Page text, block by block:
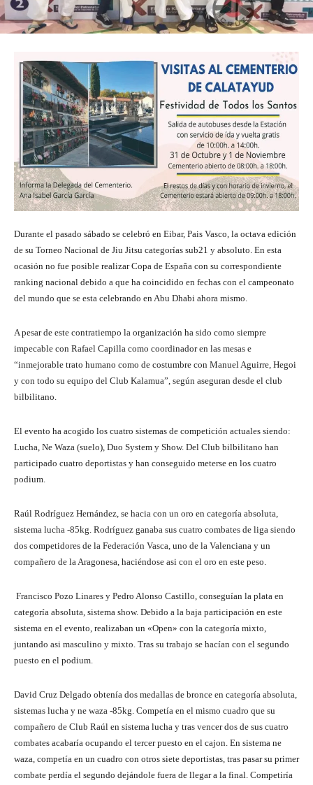
Durante el pasado sábado se celebró en Eibar, Pais Vasco, la octava edición
de su Torneo Nacional de Jiu Jitsu categorías sub21 y absoluto. En esta
ocasión no fue posible realizar Copa de España con su correspondiente
ranking nacional debido a que ha coincidido en fechas con el campeonato
del mundo que se esta celebrando en Abu Dhabi ahora mismo.
A pesar de este contratiempo la organización ha sido como siempre
impecable con Rafael Capilla como coordinador en las mesas e
“inmejorable trato humano como de costumbre con Manuel Aguirre, Hegoi
y con todo su equipo del Club Kalamua”, según aseguran desde el club
bilbilitano.
El evento ha acogido los cuatro sistemas de competición actuales siendo:
Lucha, Ne Waza (suelo), Duo System y Show. Del Club bilbilitano han
participado cuatro deportistas y han conseguido meterse en los cuatro
podium.
Raúl Rodríguez Hernández, se hacia con un oro en categoría absoluta,
sistema lucha -85kg. Rodríguez ganaba sus cuatro combates de liga siendo
dos competidores de la Federación Vasca, uno de la Valenciana y un
compañero de la Aragonesa, haciéndose asi con el oro en este peso.
Francisco Pozo Linares y Pedro Alonso Castillo, conseguían la plata en
categoría absoluta, sistema show. Debido a la baja participación en este
sistema en el evento, realizaban un «Open» con la categoría mixto,
juntando asi masculino y mixto. Tras su trabajo se hacían con el segundo
puesto en el podium.
David Cruz Delgado obtenía dos medallas de bronce en categoría absoluta,
sistemas lucha y ne waza -85kg. Competía en el mismo cuadro que su
compañero de Club Raúl en sistema lucha y tras vencer dos de sus cuatro
combates acabaría ocupando el tercer puesto en el cajon. En sistema ne
waza, competía en un cuadro con otros siete deportistas, tras pasar su primer
combate perdía el segundo dejándole fuera de llegar a la final. Competiría